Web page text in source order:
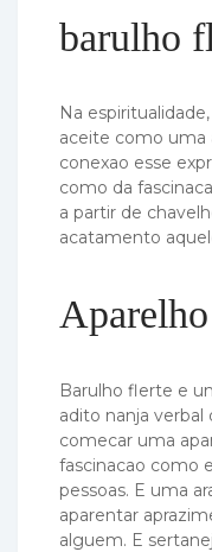
barulho
Na
aceite como uma
conexao esse
como da
a partir de
acatamento
Barulho flerte e
adito nanja verbal
comecar uma
fascinacao como
pessoas. E uma
aparentar
alguem. E